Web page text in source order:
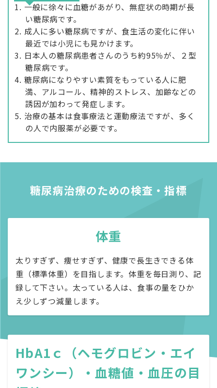
一般に徐々に血糖があがり、無症状の時期が長
い糖尿病です。
成人に多い糖尿病ですが、食生活の変化に伴い
最近では小児にも見かけます。
日本人の糖尿病患者さんのうち約95％が、２型
糖尿病です。
糖尿病になりやすい素質をもっている人に肥
満、アルコール、精神的ストレス、加齢などの
誘因が加わって発症します。
治療の基本は食事療法と運動療法ですが、多く
の人で内服薬が必要です。
糖尿病治療のための検査・指標
体重
太りすぎず、痩せすぎず、健康で長生きできる体
重（標準体重）を目指します。体重を毎日測り、記
録して下さい。太っている人は、食事の量をひか
え少しずつ減量します。
HbA1ｃ（ヘモグロビン・エイ
ワンシー）・血糖値・血圧の目